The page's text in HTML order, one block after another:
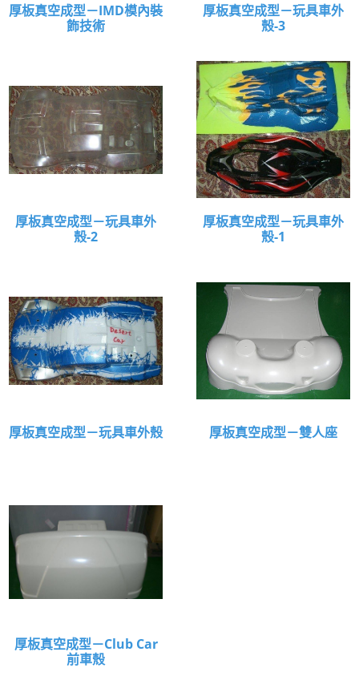
厚板真空成型－IMD模內裝
飾技術
厚板真空成型－玩具車外
殼-3
厚板真空成型－玩具車外
殼-2
厚板真空成型－玩具車外
殼-1
厚板真空成型－玩具車外殼 厚板真空成型－雙人座
厚板真空成型－Club Car
前車殼